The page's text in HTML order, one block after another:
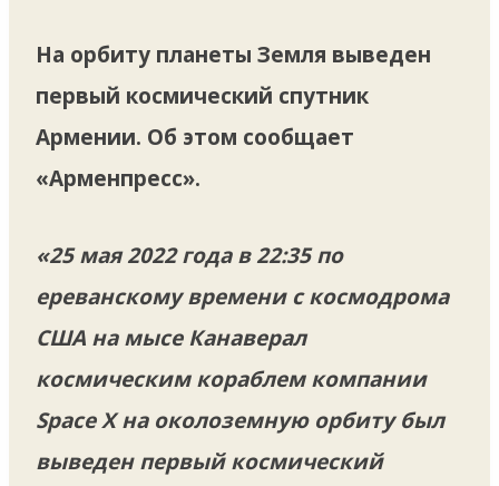
На орбиту планеты Земля выведен
первый космический спутник
Армении. Об этом сообщает
«Арменпресс».
«25 мая 2022 года в 22:35 по
ереванскому времени с космодрома
США на мысе Канаверал
космическим кораблем компании
Space X на околоземную орбиту был
выведен первый космический